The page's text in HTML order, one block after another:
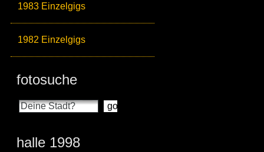
1983 Einzelgigs
1982 Einzelgigs
fotosuche
halle 1998